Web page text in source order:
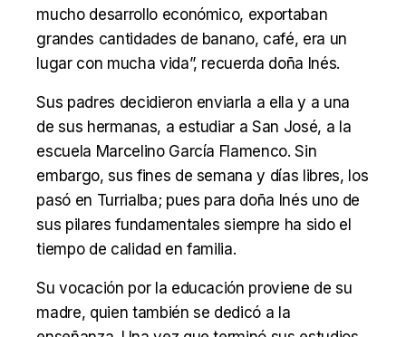
mucho desarrollo económico, exportaban
grandes cantidades de banano, café, era un
lugar con mucha vida”, recuerda doña Inés.
Sus padres decidieron enviarla a ella y a una
de sus hermanas, a estudiar a San José, a la
escuela Marcelino García Flamenco. Sin
embargo, sus fines de semana y días libres, los
pasó en Turrialba; pues para doña Inés uno de
sus pilares fundamentales siempre ha sido el
tiempo de calidad en familia.
Su vocación por la educación proviene de su
madre, quien también se dedicó a la